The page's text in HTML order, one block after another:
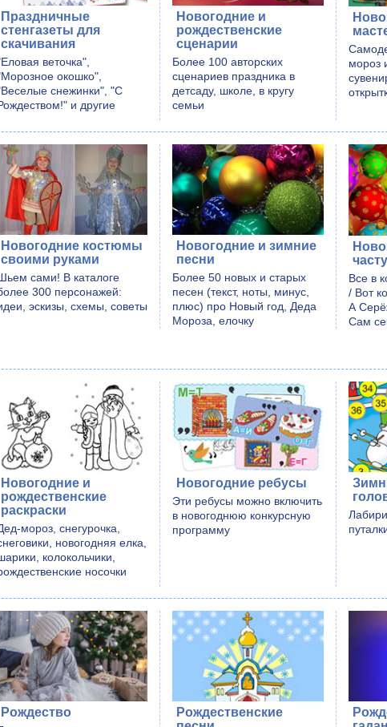
Праздничные
стенгазеты для
скачивания
веточка",
окошко",
снежинки", "С
и другие
Новогодние и
рождественские
сценарии
Более 100 авторских
сценариев праздника в
детсаду, школе, в кругу
семьи
мороз
Новогодние костюмы
своими руками
сами! В каталоге
300 персонажей:
эскизы, схемы, советы
Новогодние и зимние
песни
Более 50 новых и старых
песен (текст, ноты, минус,
плюс) про Новый год, Деда
Мороза, елочку
Все в
/ Вот
А
Сам
Новогодние и
рождественские
раскраски
мороз, снегурочка,
новогодняя елка,
колокольчики,
носочки
Новогодние ребусы
Эти ребусы можно включить
в новогоднюю конкурсную
программу
Рождество
Рождественские